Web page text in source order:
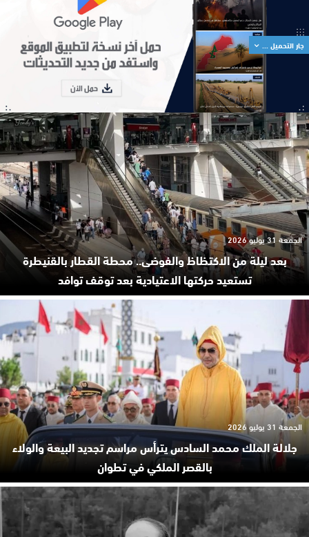
بعد ليلة من الاكتظاظ والفوضى.. محطة القطار بالقنيطرة
تستعيد حركتها الاعتيادية بعد توقف توافد
الجمعة 31 يوليو 2026
جلالة الملك محمد السادس يترأس مراسم تجديد البيعة والولاء
بالقصر الملكي في تطوان
الجمعة 31 يوليو 2026
جار التحميل ...